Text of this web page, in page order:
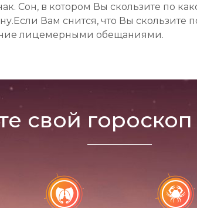
Сон, в котором Вы скользите по
Вам снится, что Вы скользите
лицемерными обещаниями.
свой